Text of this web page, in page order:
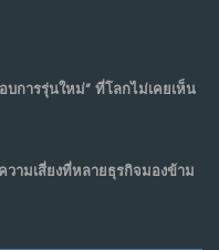
บการรุ่นใหม่” ที่โลกไม่เคยเห็น
ามเสี่ยงที่หลายธุรกิจมองข้าม